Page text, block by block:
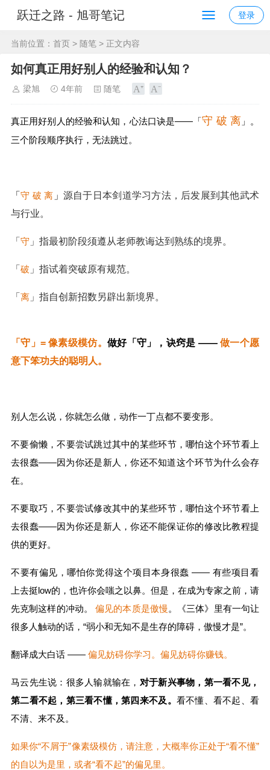
跃迁之路 - 旭哥笔记 登录
当前位置： 首页 > 随笔 > 正文内容
如何真正用好别人的经验和认知？
梁旭 4年前 随笔
真正用好别人的经验和认知，心法口诀是——「守 破 离 」。
三个阶段顺序执行，无法跳过。
「守 破 离 」 源自于日本剑道学习方法，后发展到其他武术
与行业。
「 守 」指最初阶段须遵从老师教诲达到熟练的境界。
「 破 」指试着突破原有规范。
「 离 」指自创新招数另辟出新境界。
「守」= 像素级模仿。 做好「守」，诀窍是 ——做一个愿
意下笨功夫的聪明人。
别人怎么说，你就怎么做，动作一丁点都不要变形。
不要偷懒，不要尝试跳过其中的某些环节，哪怕这个环节看上
去很蠢——因为你还是新人，你还不知道这个环节为什么会存
在。
不要取巧，不要尝试修改其中的某些环节，哪怕这个环节看上
去很蠢——因为你还是新人，你还不能保证你的修改比教程提
供的更好。
不要有偏见，哪怕你觉得这个项目本身很蠢 —— 有些项目看
上去挺low的，也许你会嗤之以鼻。但是，在成为专家之前，请
先克制这样的冲动。
偏见的本质是傲慢。《三体》里有一句让
很多人触动的话，“弱小和无知不是生存的障碍，傲慢才是”。
翻译成大白话 —— 偏见妨碍你学习。偏见妨碍你赚钱。
马云先生说：很多人输就输在， 对于新兴事物，第一看不见，
第二看不起，第三看不懂，第四来不及。 看不懂、看不起、看
不清、来不及。
如果你“不屑于”像素级模仿，请注意，大概率你正处于“看不懂”
的自以为是里，或者“看不起”的偏见里。